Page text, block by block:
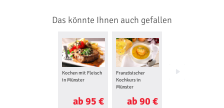
Das könnte Ihnen auch gefallen
Kochen mit Fleisch
in Münster
ab 95 €
Französischer
Kochkurs in
Münster
ab 90 €
Schokoladen